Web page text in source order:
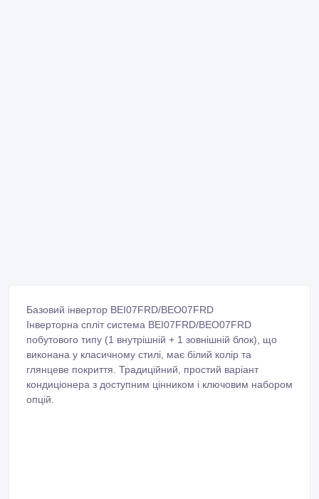
Базовий інвертор BEI07FRD/BEO07FRD
Інверторна спліт система BEI07FRD/BEO07FRD
побутового типу (1 внутрішній + 1 зовнішній блок), що
виконана у класичному стилі, має білий колір та
глянцеве покриття. Традиційний, простий варіант
кондиціонера з доступним цінником і ключовим набором
опцій.